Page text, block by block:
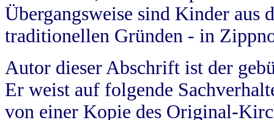
Übergangsweise sind Kinder aus
traditionellen Gründen - in
Autor dieser Abschrift ist der
Er weist auf folgende
von einer Kopie des Original-